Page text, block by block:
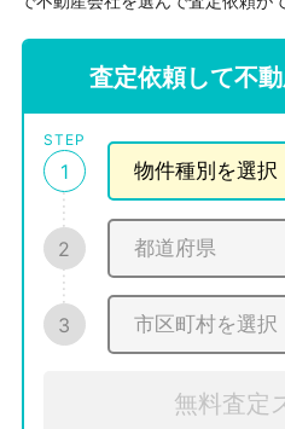
査定依頼して不
STEP
1
2
3
無料査定